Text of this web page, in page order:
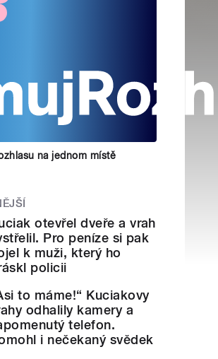
na jednom místě
otevřel dveře a vrah
Pro peníze si pak
k muži, který ho
policii
to máme!“ Kuciakovy
odhalily kamery a
telefon.
i nečekaný svědek